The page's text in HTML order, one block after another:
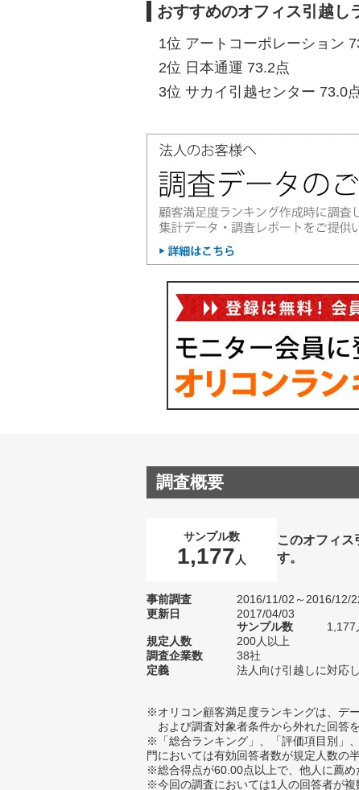
おすすめのオフィス引越し
1位 アートコーポレーション
2位 日本通運 73.2点
3位 サカイ引越センター 73.0
調査概要
サンプル数
1,177 人
このオフィ
す。
事前調査
2016/11/02～2016/12/
更新日
2017/04/03
サンプル数
1,177
規定人数
200人以上
調査企業数
38社
定義
法人向け引越しに対応
※オリコン顧客満足度ランキングは、デ
および調査対象者条件から外れた回答
※「総合ランキング」、「評価項目別」
門においては有効回答者数が規定人数の
※総合得点が60.00点以上で、他人に薦め
※今回の調査においては1人の回答者が複